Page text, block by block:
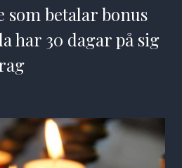
som betalar bonus
har 30 dagar på sig